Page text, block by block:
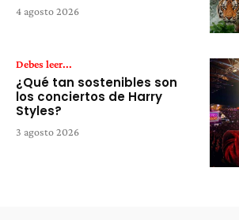
4 agosto 2026
Debes leer...
¿Qué tan sostenibles son
los conciertos de Harry
Styles?
3 agosto 2026